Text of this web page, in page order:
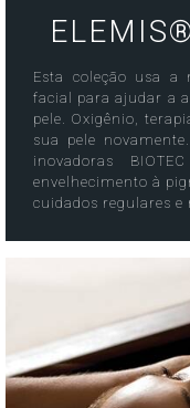
Esta coleção usa a
facial para ajudar a
pele. Oxigênio,
sua pele
inovadoras
envelhecimento à
cuidados regulares e